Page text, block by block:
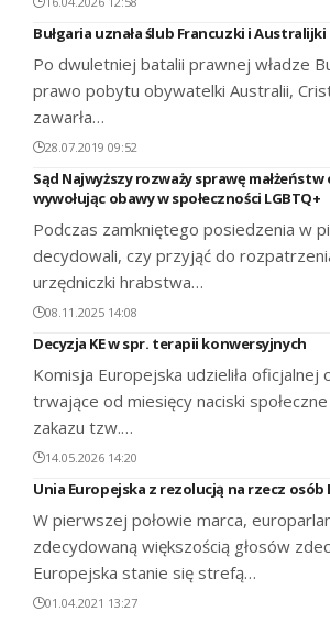
Bułgaria uznała ślub Francuzki i Australijki
Po dwuletniej batalii prawnej władze
prawo pobytu obywatelki Australii,
zawarła…
28.07.2019 09:52
Sąd Najwyższy rozważy sprawę małżeństw
wywołując obawy w społeczności LGBTQ+
Podczas zamkniętego posiedzenia w
decydowali, czy przyjąć do
urzędniczki hrabstwa…
08.11.2025 14:08
Decyzja KE w spr. terapii konwersyjnych
Komisja Europejska udzieliła oficjalnej
trwające od miesięcy naciski
zakazu tzw.…
14.05.2026 14:20
Unia Europejska z rezolucją na rzecz osób
W pierwszej połowie marca,
zdecydowaną większością głosów
Europejska stanie się strefą…
01.04.2021 13:27